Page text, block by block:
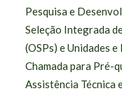
Pesquisa e
Seleção Integrada
(OSPs) e Unidades
Chamada para Pré-
Assistência Técnica